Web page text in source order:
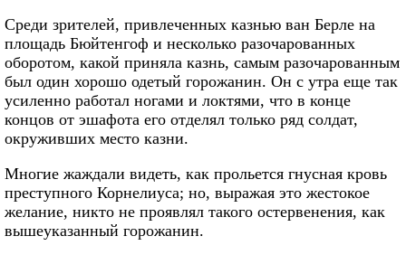
Среди зрителей, привлеченных казнью ван Берле на
площадь Бюйтенгоф и несколько разочарованных
оборотом, какой приняла казнь, самым разочарованным
был один хорошо одетый горожанин. Он с утра еще так
усиленно работал ногами и локтями, что в конце
концов от эшафота его отделял только ряд солдат,
окруживших место казни.
Многие жаждали видеть, как прольется гнусная кровь
преступного Корнелиуса; но, выражая это жестокое
желание, никто не проявлял такого остервенения, как
вышеуказанный горожанин.